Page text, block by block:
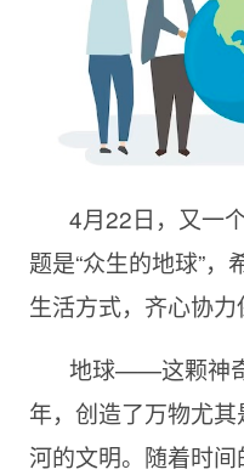
4月22日，又一
题是“众生的地球”
生活方式，齐心协力
地球——这颗神
年，创造了万物尤
河的文明。随着时